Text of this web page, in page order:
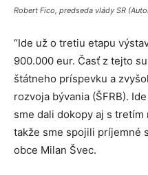
Robert Fico, predseda vlády SR
“Ide už o tretiu etapu
900.000 eur. Časť z tejto
štátneho príspevku a
rozvoja bývania (ŠFRB).
sme dali dokopy aj s
takže sme spojili príjemné
obce Milan Švec.